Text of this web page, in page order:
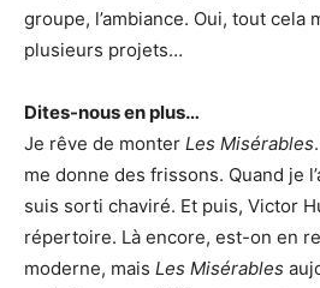
groupe, l’ambiance. Oui, tout cela
plusieurs projets…
Dites-nous en plus…
Je rêve de monter Les Misérables
me donne des frissons. Quand je
suis sorti chaviré. Et puis, Victor
répertoire. Là encore, est-on en
moderne, mais Les Misérables